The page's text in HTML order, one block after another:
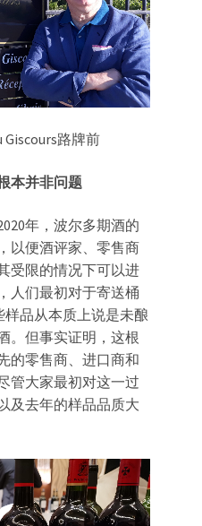
Giscours路牌前
本并非问题
年，波尔多期酒的
以便酒评家、零售商
受限的情况下可以进
人们最初对于寄送桶
品从本质上说是未酿
。但事实证明，这根
的零售商、进口商和
管大家最初对这一过
及去年的样品品质大